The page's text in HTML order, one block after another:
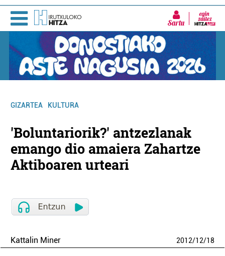
Sartu
GIZARTEA KULTURA
'Boluntariorik?' antzezlanak
emango dio amaiera Zahartze
Aktiboaren urteari
Kattalin Miner 2012/12/18